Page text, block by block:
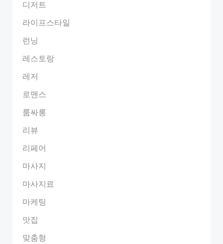
디저트
라이프스타일
런닝
레스토랑
레저
로맨스
룸싸롱
리뷰
리페어
마사지
마사지료
마케팅
맛집
맞춤형